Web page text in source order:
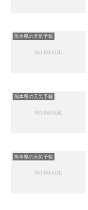
熊本県の天気予報
熊本県の天気予報
熊本県の天気予報